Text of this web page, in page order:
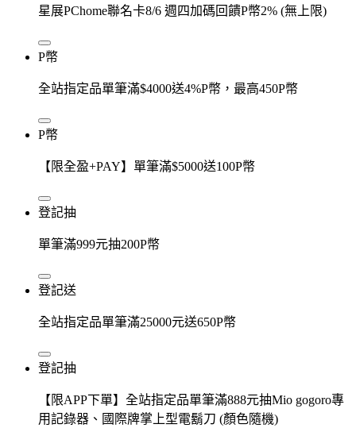
星展PChome聯名卡8/6 週四加碼回饋P幣2% (無上限)
P幣
全站指定品單筆滿$4000送4%P幣，最高450P幣
P幣
【限全盈+PAY】單筆滿$5000送100P幣
登記抽
單筆滿999元抽200P幣
登記送
全站指定品單筆滿25000元送650P幣
登記抽
【限APP下單】全站指定品單筆滿888元抽Mio gogoro專
用記錄器、國際牌掌上型電鬍刀 (顏色隨機)